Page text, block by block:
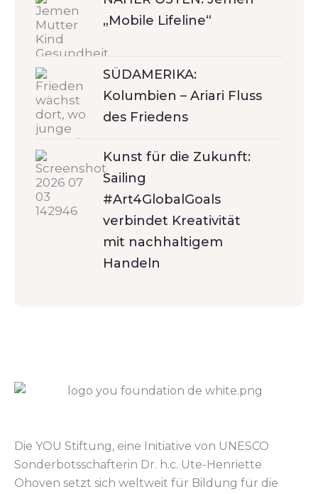
„Mobile Lifeline“
SÜDAMERIKA:
Kolumbien – Ariari Fluss
des Friedens
Kunst für die Zukunft:
Sailing
#Art4GlobalGoals
verbindet Kreativität
mit nachhaltigem
Handeln
Die YOU Stiftung, eine Initiative von UNESCO
Sonderbotsschafterin Dr. h.c. Ute-Henriette
Ohoven setzt sich weltweit für Bildung für die